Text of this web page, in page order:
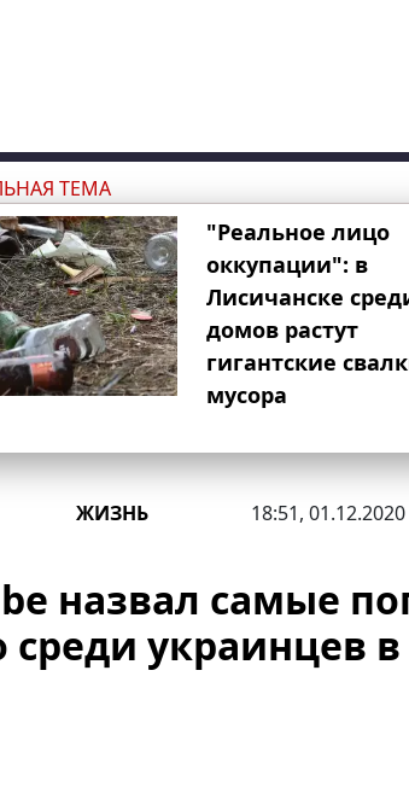
ТЕМА
"Реальное лицо
оккупации": в
Лисичанске
домов растут
гигантские
мусора
ЖИЗНЬ 18:51, 01.12.2020
назвал самые
среди украинцев в